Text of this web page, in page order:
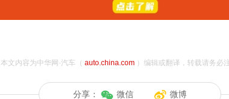
本文内容为中华网·汽车（ auto.china.com）编辑或翻译，转载请务必注
分享： 微信 微博